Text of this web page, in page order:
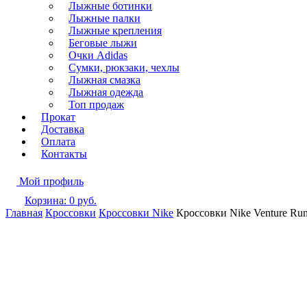
Лыжные ботинки
Лыжные палки
Лыжные крепления
Беговые лыжи
Очки Adidas
Сумки, рюкзаки, чехлы
Лыжная смазка
Лыжная одежда
Топ продаж
Прокат
Доставка
Оплата
Контакты
Мой профиль
Корзина: 0 руб.
Главная Кроссовки Кроссовки Nike Кроссовки Nike Venture